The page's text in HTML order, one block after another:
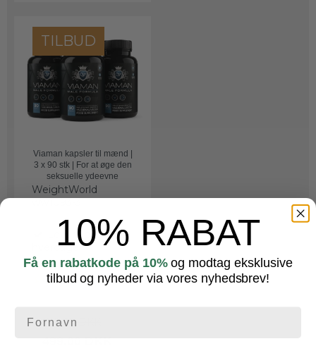
TILBUD
Viaman kapsler til mænd |
3 x 90 stk | For at øge den
seksuelle ydeevne
WeightWorld
Leveringstid: 1-2
hverdage
745,00 DKK
10% RABAT
Få en rabatkode på 10%og modtag eksklusive
tilbud og nyheder via vores nyhedsbrev!